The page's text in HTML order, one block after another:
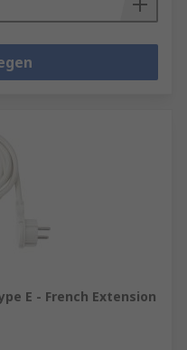
E - French Extension